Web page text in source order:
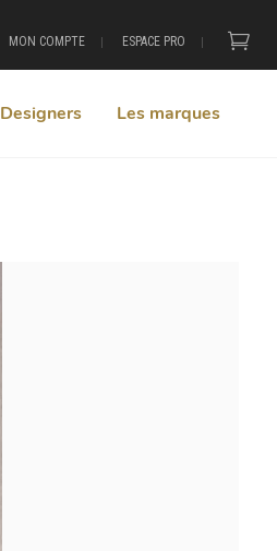
MON COMPTE ESPACE PRO
Designers Les marques